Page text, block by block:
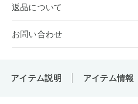
返品について
お問い合わせ
アイテム説明 アイテム情報